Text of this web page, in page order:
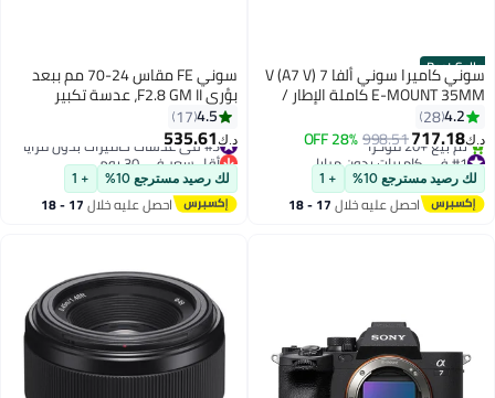
Best Seller سوني كاميرا سوني ألفا 7 V (A7 V)
E-MOUNT 35MM كاملة الإطار /
ILCE-7M5 / جسم الكاميرا بدون
عدسة
4.2
28
د.ك‏717.18
998.51
28% OFF
#1 في كاميرات بدون مرايا
أقل سعر في السنة
تم بيع +20 مؤخرًا
#1 في كاميرات بدون مرايا
لك رصيد مسترجع 10% + 1
احصل عليه خلال 17 - 18
سوني FE مقاس 24-70 مم ببعد
بؤري F2.8 GM II، عدسة تكبير
رئيسية من الجيل الجديد F2.8 G
4.5
17
د.ك‏535.61
#3 في عدسات كاميرات بدون مرايا
أقل سعر في 30 يوم
#3 في عدسات كاميرات بدون مرايا
لك رصيد مسترجع 10% + 1
احصل عليه خلال 17 - 18